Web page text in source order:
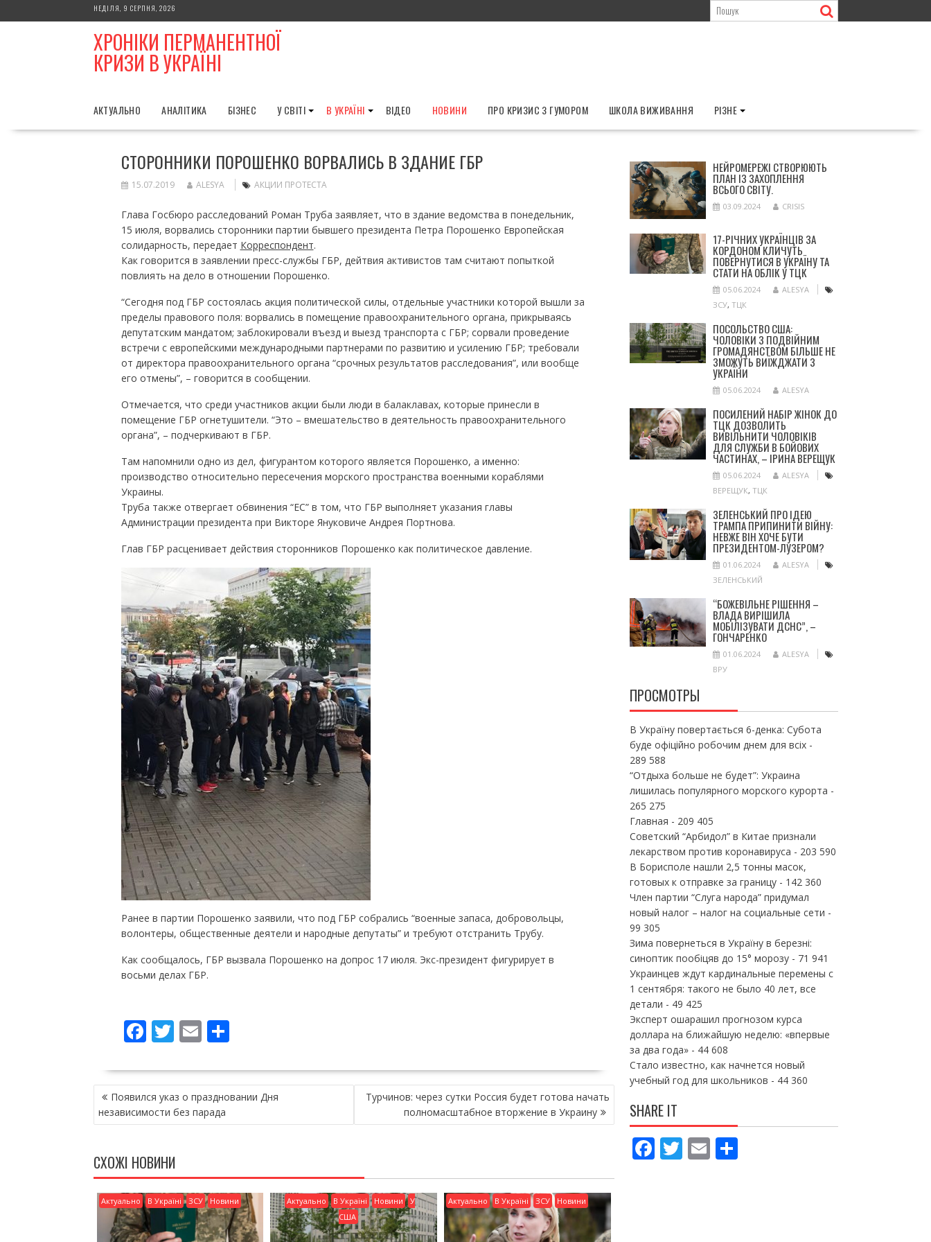
to
НЕДІЛЯ, 9 СЕРПНЯ, 2026
ХРОНІКИ ПЕРМАНЕНТНОЇ
КРИЗИ В УКРАЇНІ
АКТУАЛЬНО АНАЛІТИКА БІЗНЕС У СВІТІ В УКРАЇНІ ВІДЕО НОВИНИ ПРО КРИЗИС З ГУМОРОМ ШКОЛА ВИЖИВАННЯ РІЗНЕ
СТОРОННИКИ ПОРОШЕНКО ВОРВАЛИСЬ В ЗДАНИЕ ГБР
15.07.2019 ALESYA АКЦИИ ПРОТЕСТА
Глава Госбюро расследований Роман Труба заявляет, что в здание ведомства в понедельник,
15 июля, ворвались сторонники партии бывшего президента Петра Порошенко Европейская
солидарность, передает Корреспондент.
Как говорится в заявлении пресс-службы ГБР, дейтвия активистов там считают попыткой
повлиять на дело в отношении Порошенко.
“Сегодня под ГБР состоялась акция политической силы, отдельные участники которой вышли за
пределы правового поля: ворвались в помещение правоохранительного органа, прикрываясь
депутатским мандатом; заблокировали въезд и выезд транспорта с ГБР; сорвали проведение
встречи с европейскими международными партнерами по развитию и усилению ГБР; требовали
от директора правоохранительного органа “срочных результатов расследования”, или вообще
его отмены”, – говорится в сообщении.
Отмечается, что среди участников акции были люди в балаклавах, которые принесли в
помещение ГБР огнетушители. “Это – вмешательство в деятельность правоохранительного
органа”, – подчеркивают в ГБР.
Там напомнили одно из дел, фигурантом которого является Порошенко, а именно:
производство относительно пересечения морского пространства военными кораблями
Украины.
Труба также отвергает обвинения “ЕС” в том, что ГБР выполняет указания главы
Администрации президента при Викторе Януковиче Андрея Портнова.
Глав ГБР расценивает действия сторонников Порошенко как политическое давление.
Ранее в партии Порошенко заявили, что под ГБР собрались “военные запаса, добровольцы,
волонтеры, общественные деятели и народные депутаты” и требуют отстранить Трубу.
Как сообщалось, ГБР вызвала Порошенко на допрос 17 июля. Экс-президент фигурирует в
восьми делах ГБР.
F
e
b
o
k
T
itt
er
E
ai
l
П
ді
л
и
ся
НАВІГАЦІЯ
ЗАПИСІВ
Появился указ о праздновании Дня
независимости без парада
Турчинов: через сутки Россия будет готова начать
полномасштабное вторжение в Украину
СХОЖІ НОВИНИ
Актуально В Україні ЗСУ Новини Актуально В Україні Новини
У
США
Актуально В Україні ЗСУ Новини
НЕЙРОМЕРЕЖІ СТВОРЮЮТЬ
ПЛАН ІЗ ЗАХОПЛЕННЯ
ВСЬОГО СВІТУ.
03.09.2024 CRISIS
17-РІЧНИХ УКРАЇНЦІВ ЗА
КОРДОНОМ КЛИЧУТЬ
ПОВЕРНУТИСЯ В УКРАЇНУ ТА
СТАТИ НА ОБЛІК У ТЦК
05.06.2024
ALESYA
ЗСУ, ТЦК
ПОСОЛЬСТВО США:
ЧОЛОВІКИ З ПОДВІЙНИМ
ГРОМАДЯНСТВОМ БІЛЬШЕ НЕ
ЗМОЖУТЬ ВИЇЖДЖАТИ З
УКРАЇНИ
05.06.2024 ALESYA
ПОСИЛЕНИЙ НАБІР ЖІНОК ДО
ТЦК ДОЗВОЛИТЬ
ВИВІЛЬНИТИ ЧОЛОВІКІВ
ДЛЯ СЛУЖБИ В БОЙОВИХ
ЧАСТИНАХ, – ІРИНА ВЕРЕЩУК
05.06.2024
ALESYA
ВЕРЕЩУК, ТЦК
ЗЕЛЕНСЬКИЙ ПРО ІДЕЮ
ТРАМПА ПРИПИНИТИ ВІЙНУ:
НЕВЖЕ ВІН ХОЧЕ БУТИ
ПРЕЗИДЕНТОМ-ЛУЗЕРОМ?
01.06.2024
ALESYA
ЗЕЛЕНСЬКИЙ
“БОЖЕВІЛЬНЕ РІШЕННЯ –
ВЛАДА ВИРІШИЛА
МОБІЛІЗУВАТИ ДСНС”, –
ГОНЧАРЕНКО
01.06.2024
ALESYA
ВРУ
ПРОСМОТРЫ
В Україну повертається 6-денка: Субота
буде офіційно робочим днем для всіх-
289 588
“Отдыха больше не будет”: Украина
лишилась популярного морского курорта -
265 275
Главная - 209 405
Советский “Арбидол” в Китае признали
лекарством против коронавируса - 203 590
В Борисполе нашли 2,5 тонны масок,
готовых к отправке за границу- 142 360
Член партии “Слуга народа” придумал
новый налог – налог на социальные сети -
99 305
Зима повернеться в Україну в березні:
синоптик пообіцяв до 15° морозу- 71 941
Украинцев ждут кардинальные перемены с
1 сентября: такого не было 40 лет, все
детали - 49 425
Эксперт ошарашил прогнозом курса
доллара на ближайшую неделю: «впервые
за два года»- 44 608
Стало известно, как начнется новый
учебный год для школьников - 44 360
SHARE IT
F T E П